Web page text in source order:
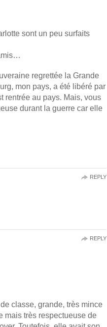
sont un peu surfaits
regrettée la Grande
mon pays, a été libéré par
rentrée au pays. Mais, vous
durant la guerre car elle
REPLY
classe, grande, très mince
mais très respectueuse de
REPLY